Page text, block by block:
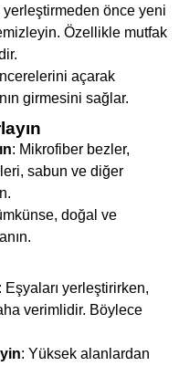
yerleştirmeden önce yeni
Özellikle mutfak
açarak
girmesini sağlar.
: Mikrofiber bezler,
sabun ve diğer
doğal ve
: Eşyaları yerleştirirken,
verimlidir. Böylece
: Yüksek alanlardan